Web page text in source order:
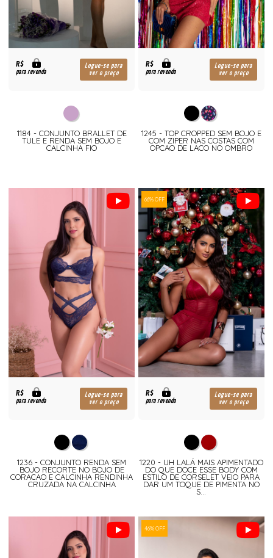
R$
para revenda
Logue-se para
ver o preço
1184 - CONJUNTO BRALLET DE
TULE E RENDA SEM BOJO E
CALCINHA FIO
R$
para revenda
Logue-se para
ver o preço
1245 - TOP CROPPED SEM BOJO E
COM ZIPER NAS COSTAS COM
OPCAO DE LACO NO OMBRO
R$
para revenda
Logue-se para
ver o preço
1236 - CONJUNTO RENDA SEM
BOJO RECORTE NO BOJO DE
CORACAO E CALCINHA RENDINHA
CRUZADA NA CALCINHA
66% OFF
R$
para revenda
Logue-se para
ver o preço
1220 - UH LALÁ MAIS APIMENTADO
DO QUE DOCE ESSE BODY COM
ESTILO DE CORSELET VEIO PARA
DAR UM TOQUE DE PIMENTA NO
S...
46% OFF